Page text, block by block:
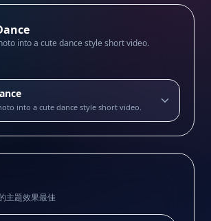
into a cute dance style short video.
into a cute dance style short video.
主題效果最佳